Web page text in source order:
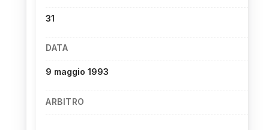
31
DATA
9 maggio 1993
ARBITRO